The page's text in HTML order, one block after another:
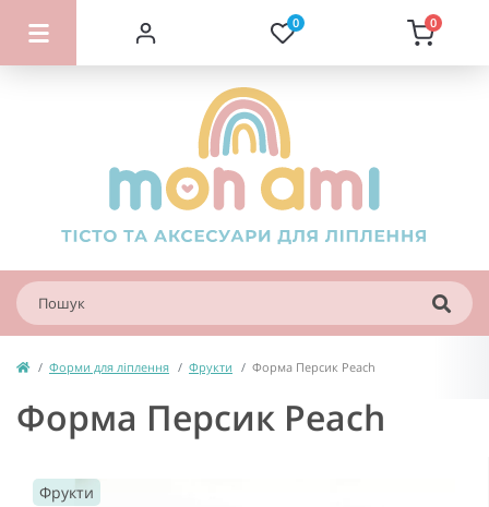
0 0
Форми для ліплення Фрукти Форма Персик Peach
Форма Персик Peach
Фрукти